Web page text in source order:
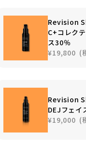
Revision
C+コレク
ス30％
¥19,800 (
Revision
DEJフェイ
¥19,000 (